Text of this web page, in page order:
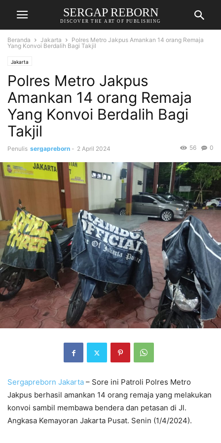
SERGAP REBORN
DISCOVER THE ART OF PUBLISHING
Beranda Jakarta
Polres Metro Jakpus Amankan 14 orang Remaja
Yang Konvoi Berdalih Bagi Takjil
Jakarta
Polres Metro Jakpus
Amankan 14 orang Remaja
Yang Konvoi Berdalih Bagi
Takjil
Penulis sergapreborn - 2 April 2024 0
56
Sergapreborn Jakarta – Sore ini Patroli Polres Metro
Jakpus berhasil amankan 14 orang remaja yang melakukan
konvoi sambil membawa bendera dan petasan di Jl.
Angkasa Kemayoran Jakarta Pusat. Senin (1/4/2024).